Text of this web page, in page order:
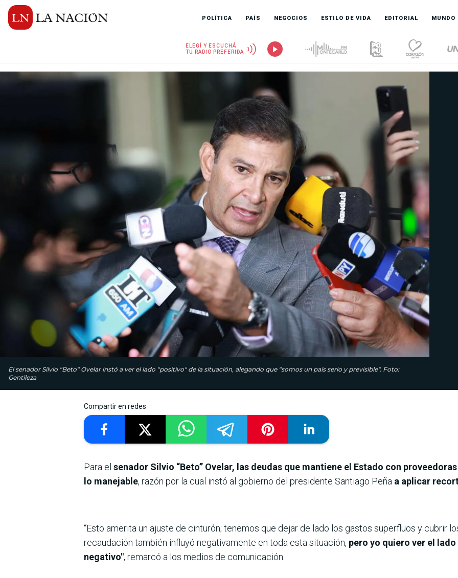
POLÍTICA PAÍS NEGOCIOS ESTILO DE VIDA EDITORIAL MUNDO
ELEGÍ Y ESCUCHÁ
TU RADIO PREFERIDA
El senador Silvio "Beto" Ovelar instó a ver el lado "positivo" de la situación, alegando que "somos un país serio y previsible". Foto:
Gentileza
Compartir en redes
Para el senador Silvio “Beto” Ovelar, las deudas que mantiene el Estado con
lo manejable, razón por la cual instó al gobierno del presidente Santiago Peña a aplicar
“Esto amerita un ajuste de cinturón; tenemos que dejar de lado los gastos superfluos y cubrir
recaudación también influyó negativamente en toda esta situación, pero yo quiero ver el
negativo", remarcó a los medios de comunicación.